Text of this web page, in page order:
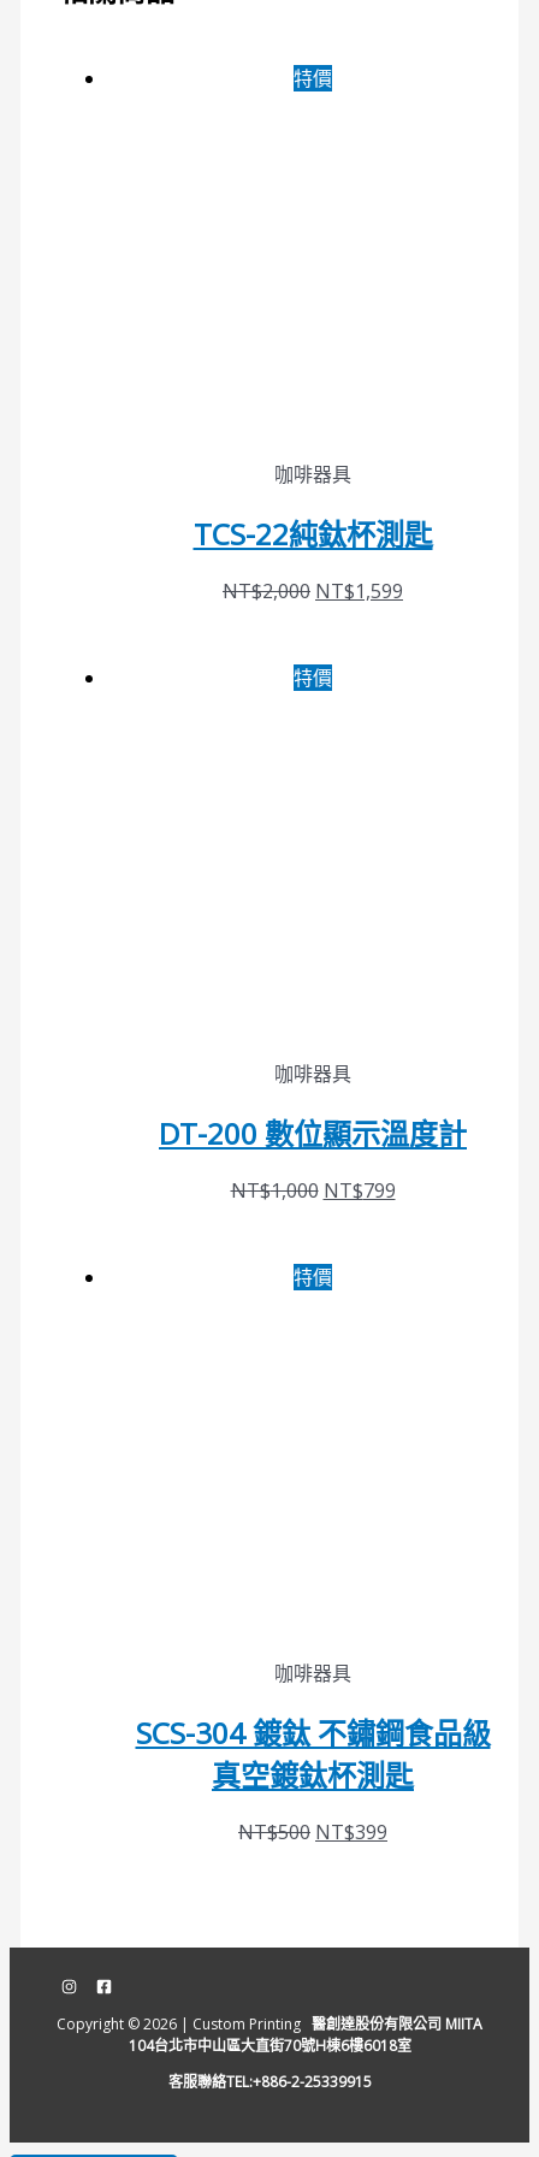
特價
咖啡器具
TCS-22純鈦杯測匙
NT$2,000 NT$1,599
特價
咖啡器具
DT-200 數位顯示溫度計
NT$1,000 NT$799
特價
咖啡器具
SCS-304 鍍鈦 不鏽鋼食品級
真空鍍鈦杯測匙
NT$500 NT$399
Copyright © 2026 | Custom Printing 醫創達股份有限公司 MIITA
104台北市中山區大直街70號H棟6樓6018室
客服聯絡TEL:+886-2-25339915